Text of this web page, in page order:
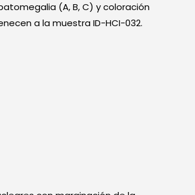
(A, B, C) y coloración
a la muestra ID-HCI-032.